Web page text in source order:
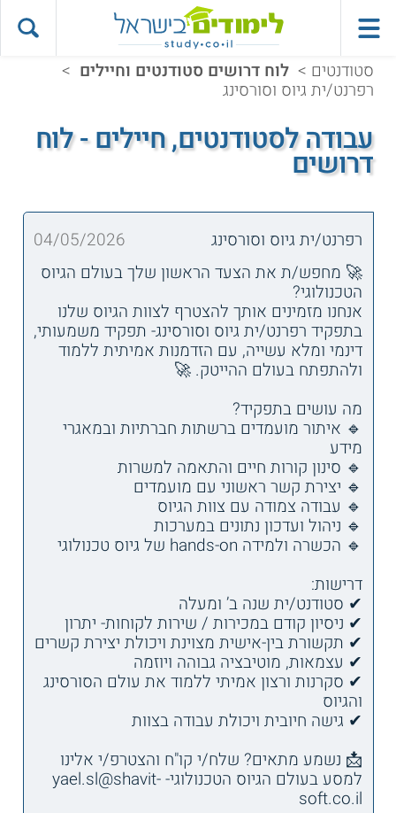
סטודנטים > לוח דרושים סטודנטים וחיילים >
רפרנט/ית גיוס וסורסינג
עבודה לסטודנטים, חיילים - לוח
דרושים
רפרנט/ית גיוס וסורסינג
04/05/2026
🚀 מחפש/ת את הצעד הראשון שלך בעולם הגיוס
הטכנולוגי?
אנחנו מזמינים אותך להצטרף לצוות הגיוס שלנו
בתפקיד רפרנט/ית גיוס וסורסינג- תפקיד משמעותי,
דינמי ומלא עשייה, עם הזדמנות אמיתית ללמוד
ולהתפתח בעולם ההייטק. 🚀
מה עושים בתפקיד?
🔹 איתור מועמדים ברשתות חברתיות ובמאגרי
מידע
🔹 סינון קורות חיים והתאמה למשרות
🔹 יצירת קשר ראשוני עם מועמדים
🔹 עבודה צמודה עם צוות הגיוס
🔹 ניהול ועדכון נתונים במערכות
🔹 הכשרה ולמידה hands-on של גיוס טכנולוגי
דרישות:
✔ סטודנט/ית שנה ב’ ומעלה
✔ ניסיון קודם במכירות / שירות לקוחות- יתרון
✔ תקשורת בין-אישית מצוינת ויכולת יצירת קשרים
✔ עצמאות, מוטיבציה גבוהה ויוזמה
✔ סקרנות ורצון אמיתי ללמוד את עולם הסורסינג
והגיוס
✔ גישה חיובית ויכולת עבודה בצוות
📩 נשמע מתאים? שלח/י קו"ח והצטרפ/י אלינו
למסע בעולם הגיוס הטכנולוגי- yael.sl@shavit-
soft.co.il